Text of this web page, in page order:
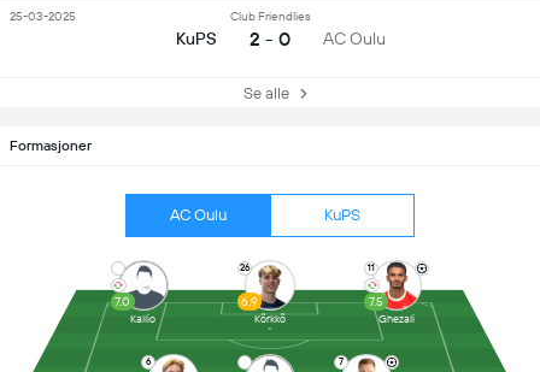
Formasjoner
AC Oulu KuPS
6 7
7.0
Kallio
26
6.9
Körkkö
11
7.5
Ghezali
KuPS
Club Friendlies
2 - 0 AC Oulu
25-03-2025
Se alle